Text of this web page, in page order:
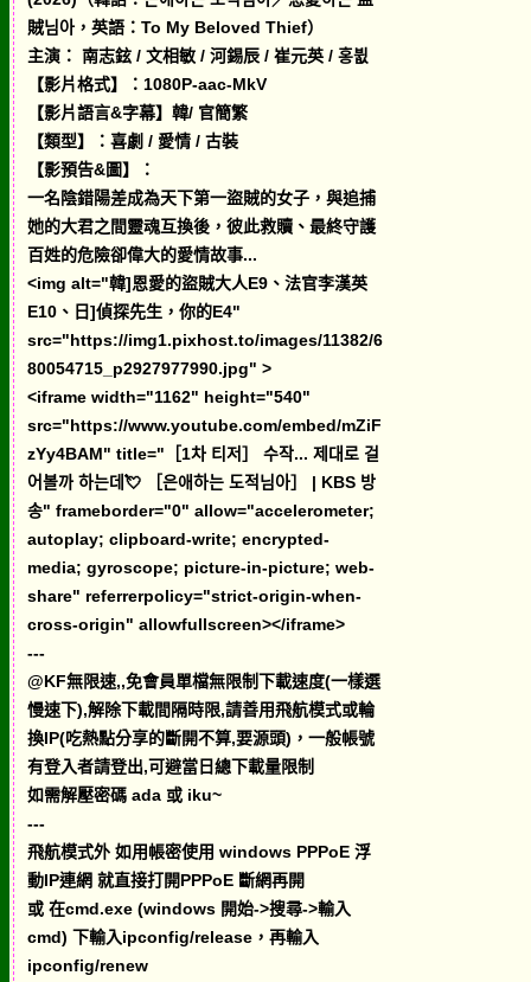
賊님아，英語：To My Beloved Thief）
主演： 南志鉉 / 文相敏 / 河錫辰 / 崔元英 / 홍뷦
【影片格式】：1080P-aac-MkV
【影片語言&字幕】韓/ 官簡繁
【類型】：喜劇 / 愛情 / 古裝
【影預告&圖】：
一名陰錯陽差成為天下第一盜賊的女子，與追捕
她的大君之間靈魂互換後，彼此救贖、最終守護
百姓的危險卻偉大的愛情故事...
<img alt="韓]恩愛的盜賊大人E9、法官李漢英
E10、日]偵探先生，你的E4"
src="https://img1.pixhost.to/images/11382/6
80054715_p2927977990.jpg" >
<iframe width="1162" height="540"
src="https://www.youtube.com/embed/mZiF
zYy4BAM" title="［1차 티저］ 수작... 제대로 걸
어볼까 하는데💘 ［은애하는 도적님아］ | KBS 방
송" frameborder="0" allow="accelerometer;
autoplay; clipboard-write; encrypted-
media; gyroscope; picture-in-picture; web-
share" referrerpolicy="strict-origin-when-
cross-origin" allowfullscreen></iframe>
---
@KF無限速,,免會員單檔無限制下載速度(一樣選
慢速下),解除下載間隔時限,請善用飛航模式或輪
換IP(吃熱點分享的斷開不算,要源頭)，一般帳號
有登入者請登出,可避當日總下載量限制
如需解壓密碼 ada 或 iku~
---
飛航模式外 如用帳密使用 windows PPPoE 浮
動IP連網 就直接打開PPPoE 斷網再開
或 在cmd.exe (windows 開始->搜尋->輸入
cmd) 下輸入ipconfig/release，再輸入
ipconfig/renew